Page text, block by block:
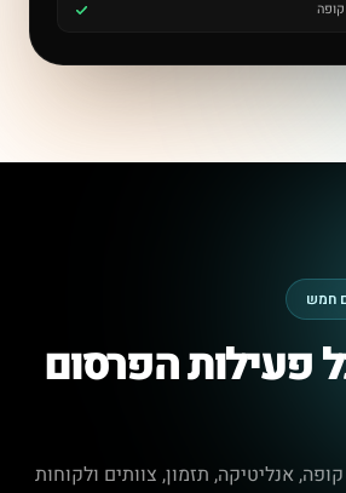
חמש
פעילות הפרסום
קופה, אנליטיקה, תזמון, צוותים ולקוחות